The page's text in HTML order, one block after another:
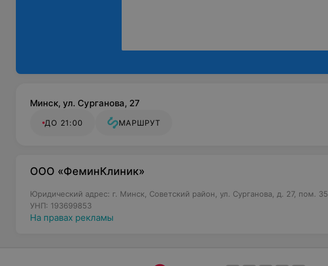
Минск, ул. Сурганова, 27
ДО 21:00 МАРШРУТ
ООО «ФеминКлиник»
Юридический адрес: г. Минск, Советский район, ул. Сурганова, д. 27, пом. 35
УНП: 193699853
На правах рекламы